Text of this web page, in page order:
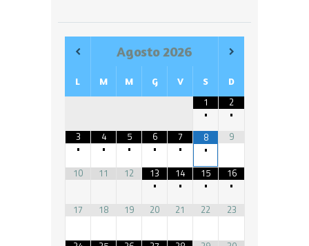
Agosto 2026
L M M G V S D
1
•
2
•
3
•
4
•
5
•
6
•
7
•
8
•
9
10 11 12
13
•
14
•
15
•
16
•
17
18 19 20 21 22 23